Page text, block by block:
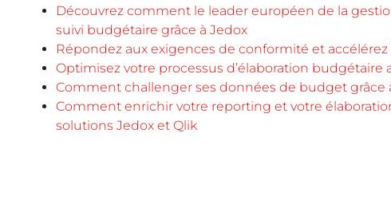
Découvrez comment le leader européen de la
suivi budgétaire grâce à Jedox
Répondez aux exigences de conformité et
Optimisez votre processus d’élaboration
Comment challenger ses données de budget grâce
Comment enrichir votre reporting et votre
solutions Jedox et Qlik